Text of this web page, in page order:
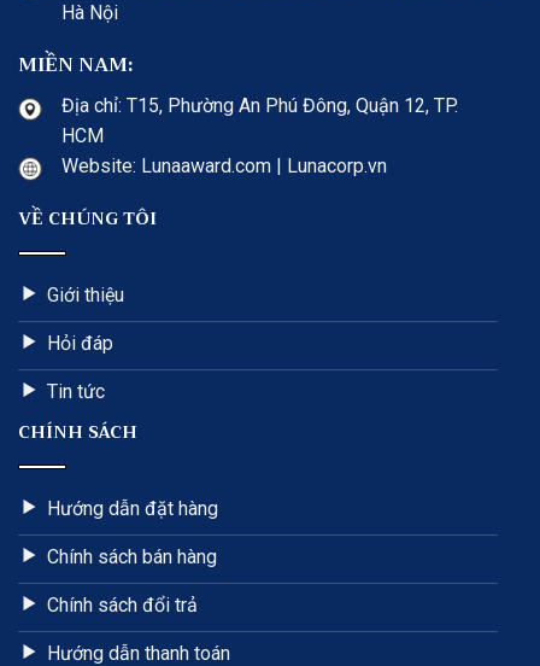
Hà Nội
MIỀN NAM:
Địa chỉ: T15, Phường An Phú Đông, Quận 12, TP.
HCM
Website: Lunaaward.com | Lunacorp.vn
VỀ CHÚNG TÔI
Giới thiệu
Hỏi đáp
Tin tức
CHÍNH SÁCH
Hướng dẫn đặt hàng
Chính sách bán hàng
Chính sách đổi trả
Hướng dẫn thanh toán